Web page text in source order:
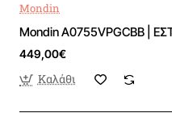
Mondin
Mondin A0755VPGCBB |
449,00€
Καλάθι